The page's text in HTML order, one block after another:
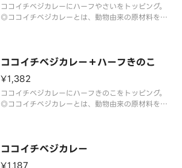
ココイチベジカレーにハーフやさいをトッピング。
◎ココイチベジカレーとは、動物由来の原材料を使
ココイチベジカレー＋ハーフきのこ
¥1,382
ココイチベジカレーにハーフきのこをトッピング。
◎ココイチベジカレーとは、動物由来の原材料を使
ココイチベジカレー